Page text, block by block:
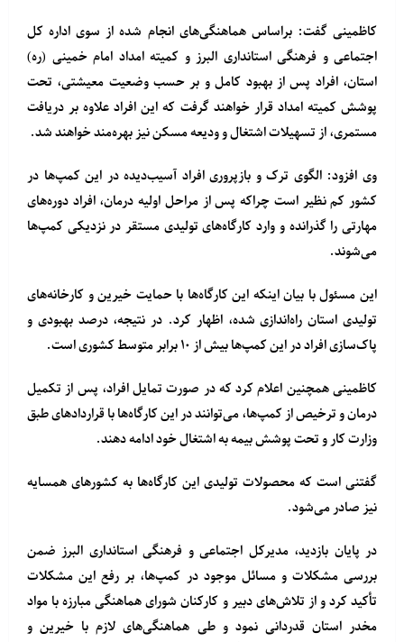
کاظمینی گفت: براساس هماهنگی‌های انجام شده از سوی اداره کل
اجتماعی و فرهنگی استانداری البرز و کمیته امداد امام خمینی (ره)
استان، افراد پس از بهبود کامل و بر حسب وضعیت معیشتی، تحت
پوشش کمیته امداد قرار خواهند گرفت که این افراد علاوه بر دریافت
مستمری، از تسهیلات اشتغال و ودیعه مسکن نیز بهره‌مند خواهند شد.
وی افزود: الگوی ترک و بازپروری افراد آسیب‌دیده در این کمپ‌ها در
کشور کم نظیر است چراکه پس از مراحل اولیه درمان، افراد دوره‌های
مهارتی را گذرانده و وارد کارگاه‌های تولیدی مستقر در نزدیکی کمپ‌ها
می‌شوند.
این مسئول با بیان اینکه این کارگاه‌ها با حمایت خیرین و کارخانه‌های
تولیدی استان راه‌اندازی شده، اظهار کرد. در نتیجه، درصد بهبودی و
پاک‌سازی افراد در این کمپ‌ها بیش از ۱۰ برابر متوسط کشوری است.
کاظمینی همچنین اعلام کرد که در صورت تمایل افراد، پس از تکمیل
درمان و ترخیص از کمپ‌ها، می‌توانند در این کارگاه‌ها با قراردادهای طبق
وزارت کار و تحت پوشش بیمه به اشتغال خود ادامه دهند.
گفتنی است که محصولات تولیدی این کارگاه‌ها به کشورهای همسایه
نیز صادر می‌شود.
در پایان بازدید، مدیرکل اجتماعی و فرهنگی استانداری البرز ضمن
بررسی مشکلات و مسائل موجود در کمپ‌ها، بر رفع این مشکلات
تأکید کرد و از تلاش‌های دبیر و کارکنان شورای هماهنگی مبارزه با مواد
مخدر استان قدردانی نمود و طی هماهنگی‌های لازم با خیرین و